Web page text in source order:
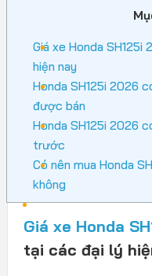
Giá xe Honda
hiện nay
Honda SH125i 2026
được bán
Honda SH125i 2026
trước
Có nên mua Honda
không
Giá xe Honda
tại các đại lý